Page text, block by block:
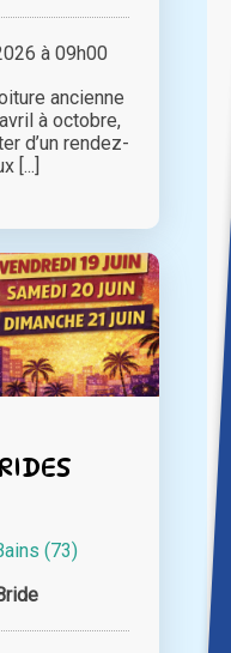
à 09h00
ancienne
à octobre,
d’un rendez-
[...]
(73)